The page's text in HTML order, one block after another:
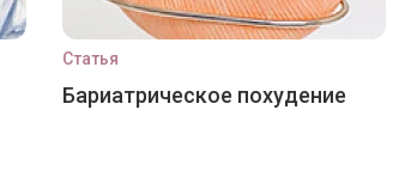
Статья
Бариатрическое похудение